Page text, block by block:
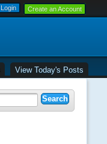
Create an Account
View Today's Posts